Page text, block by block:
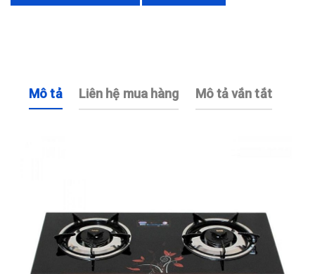
Mô tả Liên hệ mua hàng Mô tả vắn tắt